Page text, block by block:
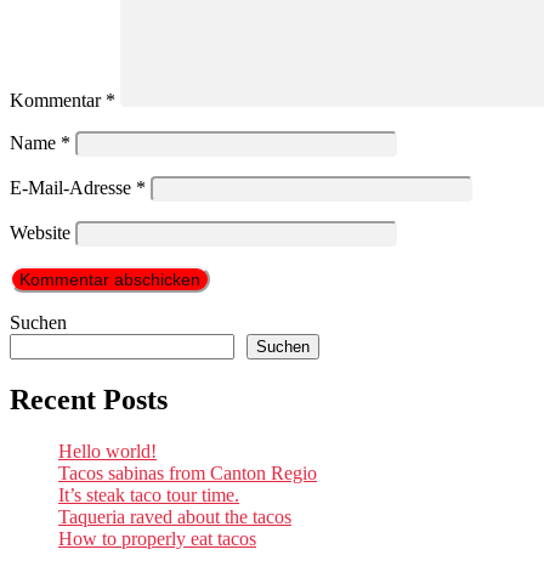
Kommentar *
Name *
E-Mail-Adresse *
Website
Suchen
Suchen
Recent Posts
Hello world!
Tacos sabinas from Canton Regio
It’s steak taco tour time.
Taqueria raved about the tacos
How to properly eat tacos